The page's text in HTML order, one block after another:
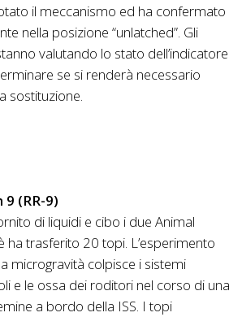
il meccanismo ed ha confermato
nella posizione “unlatched”. Gli
valutando lo stato dell’indicatore
se si renderà necessario
sostituzione.
9 (RR-9)
di liquidi e cibo i due Animal
ha trasferito 20 topi. L’esperimento
microgravità colpisce i sistemi
e le ossa dei roditori nel corso di una
a bordo della ISS. I topi